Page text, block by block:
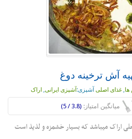
آش ترخینه دوغ
,غذای اصلی آشپزی:آشپزی ایرانی ,اراک
میانگین امتیاز: (3.8 / 5)
اراک میباشد که بسیار خشمزه و لذیذ است